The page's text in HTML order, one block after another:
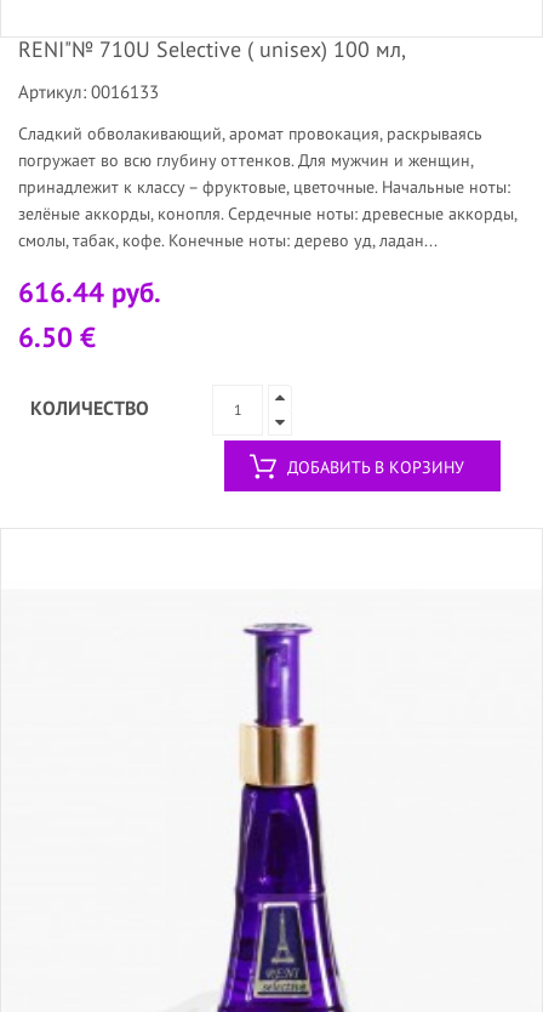
RENI"№ 710U Selective ( unisex) 100 мл,
Артикул: 0016133
Сладкий обволакивающий, аромат провокация, раскрываясь
погружает во всю глубину оттенков. Для мужчин и женщин,
принадлежит к классу – фруктовые, цветочные. Начальные ноты:
зелёные аккорды, конопля. Сердечные ноты: древесные аккорды,
смолы, табак, кофе. Конечные ноты: дерево уд, ладан...
616.44 руб.
6.50 €
КОЛИЧЕСТВО
ДОБАВИТЬ В КОРЗИНУ